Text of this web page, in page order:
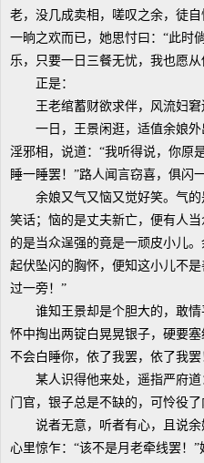
老，没几成卖相，嗟叹之余，徒
一晌之欢而已，她思忖曰：“此时
乐，只要一日三餐无忧，我也愿从
正是：
王老绾蓄财欲求伴，风流妇窘
一日，王景闲逛，适值余娘外
淫邪相，说道：“我听得说，你原
睡一睡罢！”路人闻言窃喜，俱闪
余娘又气又恼又觉好笑。气的
笑话；恼的是丈夫新亡，便有人
的是当众逞强的竟是一顽皮小儿
起伏坠闪的胸怀，便知这小儿不
过一旁！”
谁知王景却是个胆大的，敢情
怀中掏出两锭白晃晃银子，硬要
不会白睡你，依了我罢，依了我罢
某人识得他来处，遥指严府道
门官，银子总是不缺的，可怜役
说者无意，听者有心，且说余
心里惊乍：“该不是月老牵线罢！